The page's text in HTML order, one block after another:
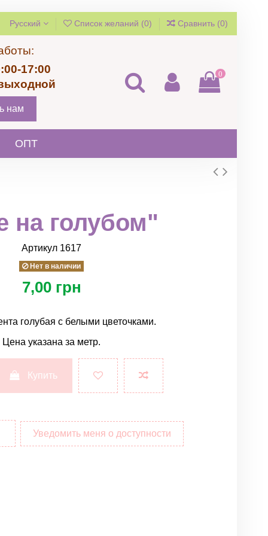
Русский Список желаний (0) Сравнить (0)
17:00
нам
0
ОПТ
на голубом"
Артикул 1617
Нет в наличии
7,00 грн
голубая с белыми цветочками.
Цена указана за метр.
Купить
Уведомить меня о доступности